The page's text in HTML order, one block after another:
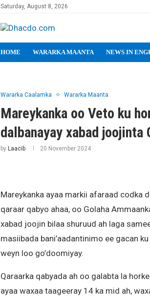
Saturday, August 8, 2026
HOME WARARKA MAANTA NEWS IN
Wararka Caalamka Wararka Maanta
Mareykanka oo Veto ku
dalbanayay xabad joojinta
by Laacib 20 November 2024
Mareykanka ayaa markii afaraad codka
qaraar qabyo ahaa, oo Golaha
xabad joojin bilaa shuruud ah laga
masiibada bani’aadantinimo ee gacan
weyn loo go’doomiyay.
Qaraarka qabyada ah oo galabta la
ayaa waxaa taageeray 14 ka mid ah,